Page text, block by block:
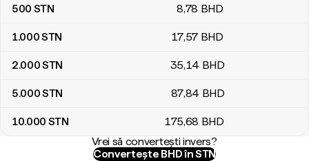
500 STN 8,78 BHD
1.000STN 17,57 BHD
2.000STN 35,14 BHD
5.000STN 87,84 BHD
10.000 STN 175,68 BHD
Vrei să convertești invers?
Convertește BHD în STN